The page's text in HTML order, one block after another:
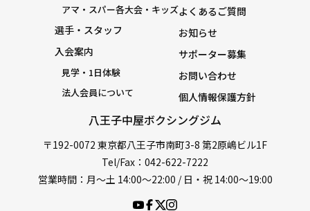
八王子中屋ボクシングジム
〒192-0072 東京都八王子市南町3-8 第2原嶋ビル1F
Tel/Fax：042-622-7222
営業時間：月〜土 14:00〜22:00 / 日・祝 14:00〜19:00
アマ・スパー各大会・キッズ
選手・スタッフ
入会案内
見学・1日体験
法人会員について
よくあるご質問
お知らせ
サポーター募集
お問い合わせ
個人情報保護方針